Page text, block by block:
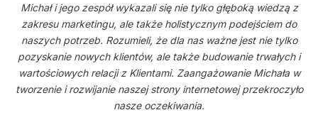
Michał i jego zespół wykazali się nie tylko głęboką wiedzą z
zakresu marketingu, ale także holistycznym podejściem do
naszych potrzeb. Rozumieli, że dla nas ważne jest nie tylko
pozyskanie nowych klientów, ale także budowanie trwałych i
wartościowych relacji z Klientami. Zaangażowanie Michała w
tworzenie i rozwijanie naszej strony internetowej przekroczyło
nasze oczekiwania.